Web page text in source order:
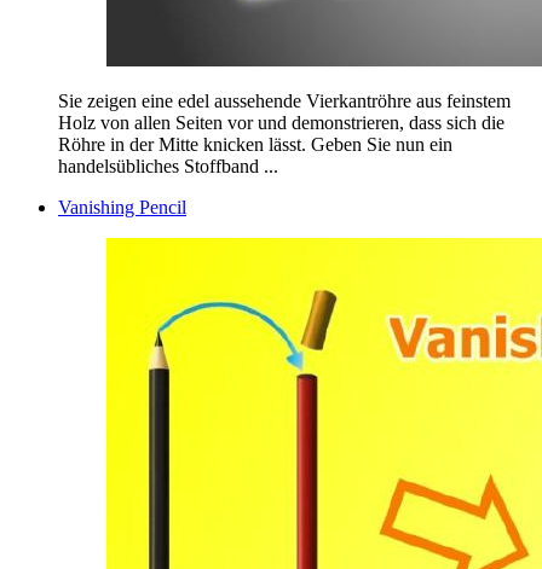
Sie zeigen eine edel aussehende Vierkantröhre aus feinstem
Holz von allen Seiten vor und demonstrieren, dass sich die
Röhre in der Mitte knicken lässt. Geben Sie nun ein
handelsübliches Stoffband ...
Vanishing Pencil